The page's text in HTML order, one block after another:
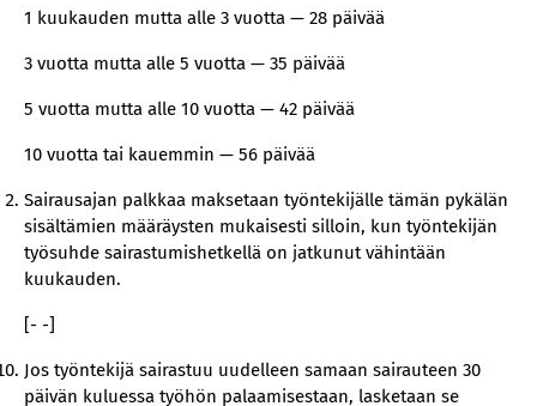
1 kuukauden mutta alle 3 vuotta — 28 päivää
3 vuotta mutta alle 5 vuotta — 35 päivää
5 vuotta mutta alle 10 vuotta — 42 päivää
10 vuotta tai kauemmin — 56 päivää
Sairausajan palkkaa maksetaan työntekijälle tämän pykälän
sisältämien määräysten mukaisesti silloin, kun työntekijän
työsuhde sairastumishetkellä on jatkunut vähintään
kuukauden.
[- -]
Jos työntekijä sairastuu uudelleen samaan sairauteen 30
päivän kuluessa työhön palaamisestaan, lasketaan se